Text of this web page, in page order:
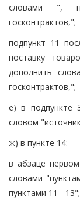
словами ",
госконтрактов,";
подпункт 11
поставку
дополнить
госконтрактов,";
е) в подпункте
словом
ж) в пункте 14:
в абзаце
словами
пунктами 11 - 13";